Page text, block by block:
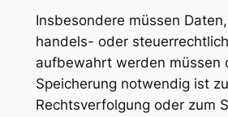
Insbesondere müssen
handels- oder
aufbewahrt werden müssen
Speicherung notwendig ist
Rechtsverfolgung oder zum